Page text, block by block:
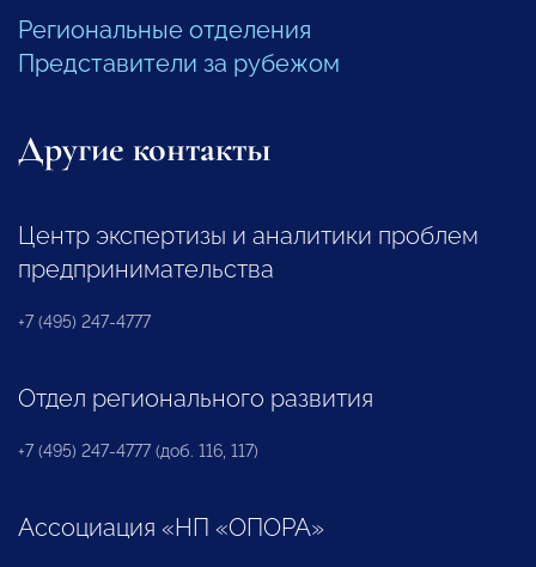
Региональные отделения
Представители за рубежом
Другие контакты
Центр экспертизы и аналитики проблем
предпринимательства
+7 (495) 247-4777
Отдел регионального развития
+7 (495) 247-4777 (доб. 116, 117)
Ассоциация «НП «ОПОРА»